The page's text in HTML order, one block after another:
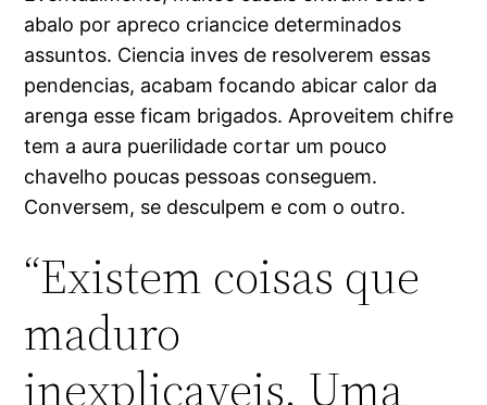
abalo por apreco criancice determinados
assuntos. Ciencia inves de resolverem essas
pendencias, acabam focando abicar calor da
arenga esse ficam brigados. Aproveitem chifre
tem a aura puerilidade cortar um pouco
chavelho poucas pessoas conseguem.
Conversem, se desculpem e com o outro.
“Existem coisas que
maduro
inexplicaveis. Uma